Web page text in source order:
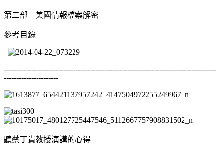
第二部 美國情報檔案解密
參考目錄
--------------------------------------------------------------------------------------
----------------------
聽蔡丁貴教授演講的心得